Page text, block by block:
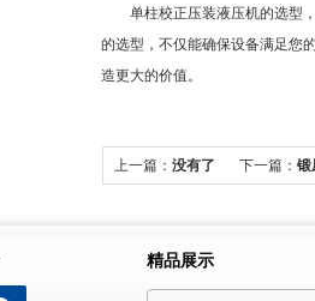
单柱校正压装液压机的选型，
的选型，不仅能确保设备满足您
造更大的价值。
上一篇：没有了 下一篇：锻
精品展示